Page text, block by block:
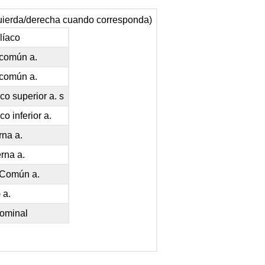
derecha cuando corresponda)
a.
a.
superior a. s
inferior a.
a.
a.
a.
a.